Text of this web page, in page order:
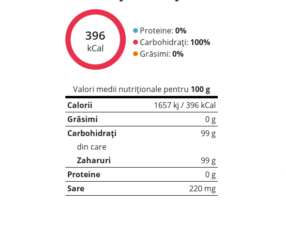
396
kCal
Proteine: 0%
Carbohidrați: 100%
Grăsimi: 0%
Valori medii nutriționale pentru 100 g
Calorii
1657 kj / 396 kCal
Grăsimi
0 g
Carbohidrați
99 g
din care
Zaharuri
99 g
Proteine
0 g
Sare
220 mg